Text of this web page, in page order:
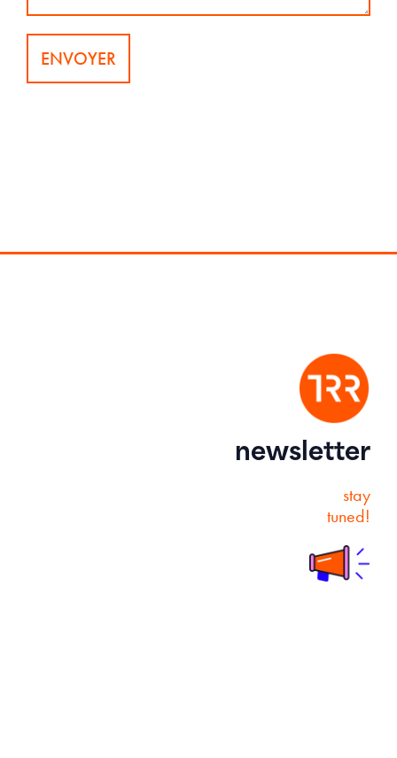
newsletter
stay
tuned!